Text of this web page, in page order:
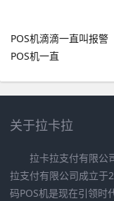
POS机滴滴一直叫报警
POS机一直
关于拉卡拉
拉卡拉支付有限公
拉支付有限公司成立于
码POS机是现在引领时